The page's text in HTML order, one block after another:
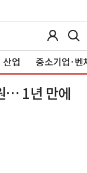
산업 중소기업·벤
… 1년 만에